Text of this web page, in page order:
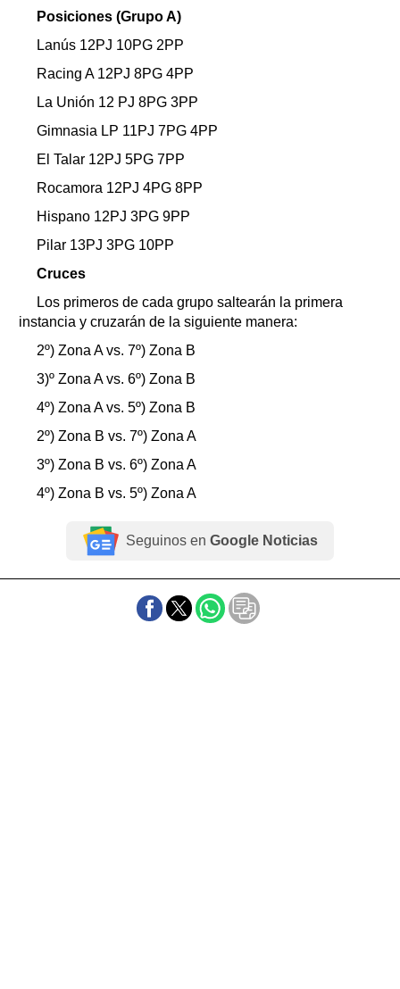
Posiciones (Grupo A)
Lanús 12PJ 10PG 2PP
Racing A 12PJ 8PG 4PP
La Unión 12 PJ 8PG 3PP
Gimnasia LP 11PJ 7PG 4PP
El Talar 12PJ 5PG 7PP
Rocamora 12PJ 4PG 8PP
Hispano 12PJ 3PG 9PP
Pilar 13PJ 3PG 10PP
Cruces
Los primeros de cada grupo saltearán la primera
instancia y cruzarán de la siguiente manera:
2º) Zona A vs. 7º) Zona B
3)º Zona A vs. 6º) Zona B
4º) Zona A vs. 5º) Zona B
2º) Zona B vs. 7º) Zona A
3º) Zona B vs. 6º) Zona A
4º) Zona B vs. 5º) Zona A
Seguinos en Google Noticias